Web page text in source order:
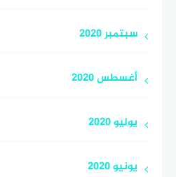
سبتمبر 2020
أغسطس 2020
يوليو 2020
يونيو 2020